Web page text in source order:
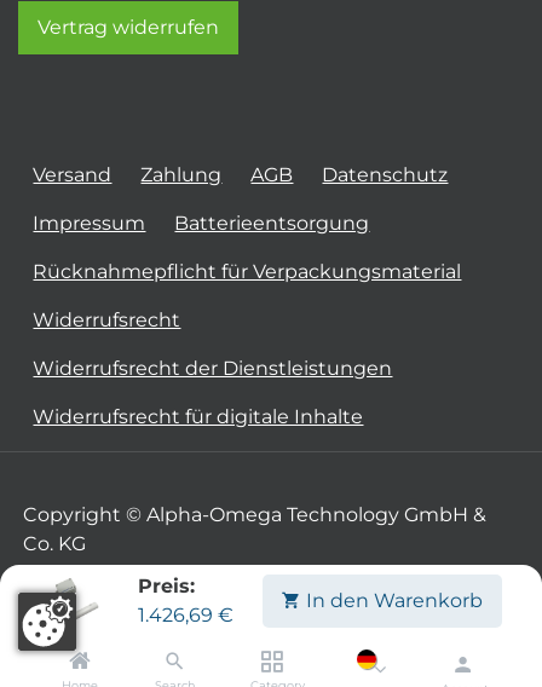
Preis:
1.426,69 €
In den Warenkorb
Vertrag widerrufen
Versand Zahlung AGB Datenschutz
Impressum Batterieentsorgung
Rücknahmepflicht für Verpackungsmaterial
Widerrufsrecht
Widerrufsrecht der Dienstleistungen
Widerrufsrecht für digitale Inhalte
Copyright © Alpha-Omega Technology GmbH &
Co. KG